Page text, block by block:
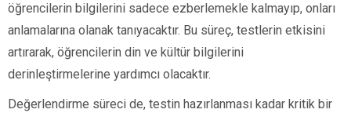
öğrencilerin bilgilerini sadece ezberlemekle kalmayıp, onları
anlamalarına olanak tanıyacaktır. Bu süreç, testlerin etkisini
artırarak, öğrencilerin din ve kültür bilgilerini
derinleştirmelerine yardımcı olacaktır.
Değerlendirme süreci de, testin hazırlanması kadar kritik bir